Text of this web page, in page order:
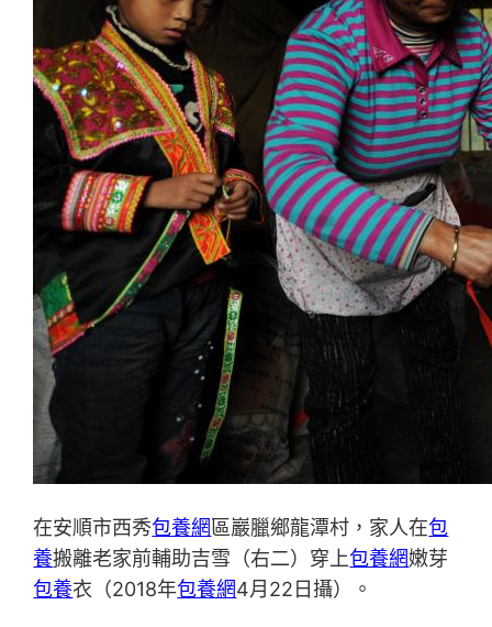
在安順市西秀包養網區巖臘鄉龍潭村，家人在包
養搬離老家前輔助吉雪（右二）穿上包養網嫩芽
包養衣（2018年包養網4月22日攝）。